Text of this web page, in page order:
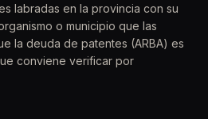
labradas en la provincia con su
o municipio que las
la deuda de patentes (ARBA) es
conviene verificar por